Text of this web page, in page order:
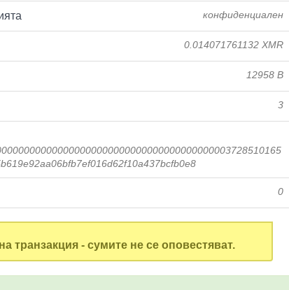
конфиденциален
0.014071761132 XMR
12958 B
3
0
транзакция - сумите не се оповестяват.